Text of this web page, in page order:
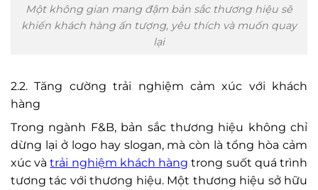
Một không gian mang đậm bản sắc thương hiệu sẽ
khiến khách hàng ấn tượng, yêu thích và muốn quay
lại
2.2. Tăng cường trải nghiệm cảm xúc với khách
hàng
Trong ngành F&B, bản sắc thương hiệu không chỉ
dừng lại ở logo hay slogan, mà còn là tổng hòa cảm
xúc vàtrải nghiệm khách hàng trong suốt quá trình
tương tác với thương hiệu. Một thương hiệu sở hữu